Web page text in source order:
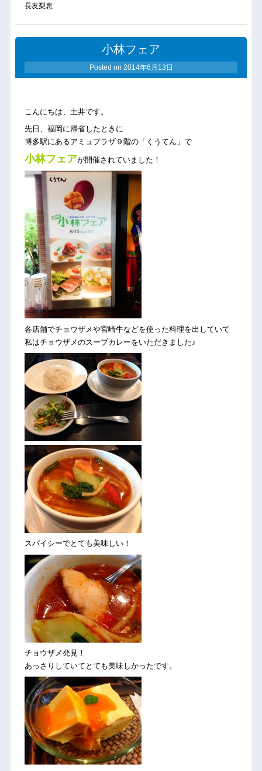
長友梨恵
小林フェア
Posted on 2014年6月13日
こんにちは、土井です。
先日、福岡に帰省したときに
博多駅にあるアミュプラザ９階の「くうてん」で
小林フェアが開催されていました！
各店舗でチョウザメや宮崎牛などを使った料理を出していて
私はチョウザメのスープカレーをいただきました♪
スパイシーでとても美味しい！
チョウザメ発見！
あっさりしていてとても美味しかったです。